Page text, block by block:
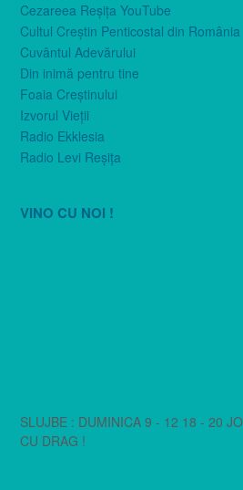
Cezareea Reşiţa YouTube
Cultul Creştin Penticostal din România
Cuvântul Adevărului
Din inimă pentru tine
Foaia Creştinului
Izvorul Vieţii
Radio Ekklesia
Radio Levi Reşiţa
VINO CU NOI !
SLUJBE : DUMINICA 9 - 12 18 - 20
CU DRAG !